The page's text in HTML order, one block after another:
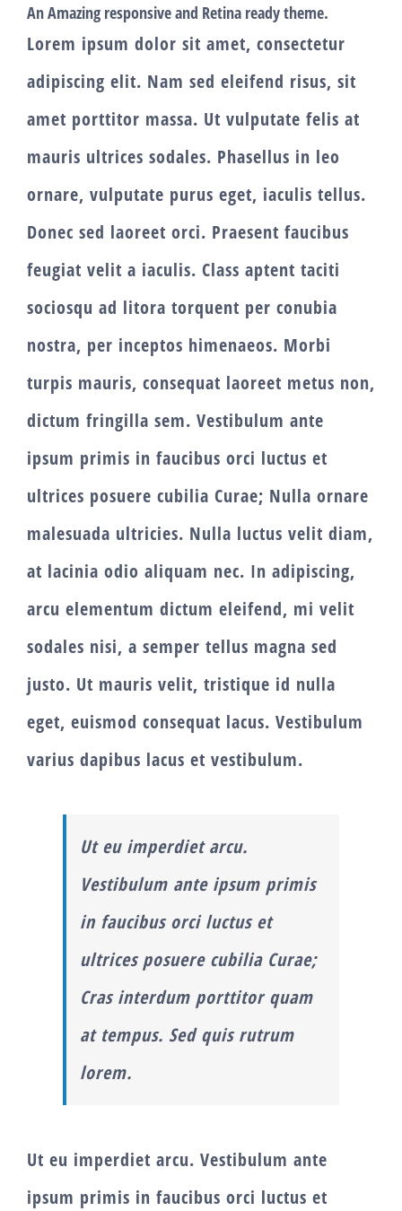
An Amazing responsive and Retina ready theme.
Lorem ipsum dolor sit amet, consectetur
adipiscing elit. Nam sed eleifend risus, sit
amet porttitor massa. Ut vulputate felis at
mauris ultrices sodales. Phasellus in leo
ornare, vulputate purus eget, iaculis tellus.
Donec sed laoreet orci. Praesent faucibus
feugiat velit a iaculis. Class aptent taciti
sociosqu ad litora torquent per conubia
nostra, per inceptos himenaeos. Morbi
turpis mauris, consequat laoreet metus non,
dictum fringilla sem. Vestibulum ante
ipsum primis in faucibus orci luctus et
ultrices posuere cubilia Curae; Nulla ornare
malesuada ultricies. Nulla luctus velit diam,
at lacinia odio aliquam nec. In adipiscing,
arcu elementum dictum eleifend, mi velit
sodales nisi, a semper tellus magna sed
justo. Ut mauris velit, tristique id nulla
eget, euismod consequat lacus. Vestibulum
varius dapibus lacus et vestibulum.
Ut eu imperdiet arcu.
Vestibulum ante ipsum primis
in faucibus orci luctus et
ultrices posuere cubilia Curae;
Cras interdum porttitor quam
at tempus. Sed quis rutrum
lorem.
Ut eu imperdiet arcu. Vestibulum ante
ipsum primis in faucibus orci luctus et